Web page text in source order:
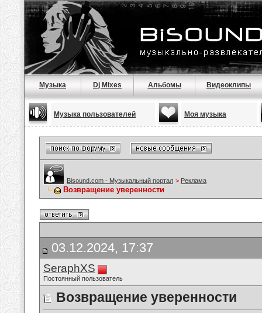
Музыка Dj Mixes Альбомы Видеоклипы
Музыка пользователей Моя музыка
Bisound.com - Музыкальный портал > Реклама
Возвращение уверенности
03.12.2024, 17:37
SeraphXS
Постоянный пользователь
Возвращение уверенности